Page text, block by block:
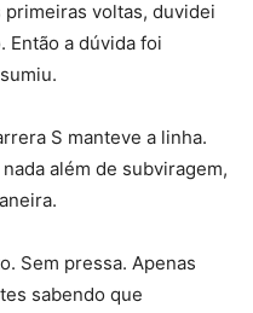
primeiras voltas, duvidei
Então a dúvida foi
S manteve a linha.
além de subviragem,
Sem pressa. Apenas
sabendo que